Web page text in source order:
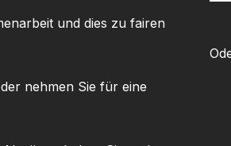
und dies zu fairen
nehmen Sie für eine